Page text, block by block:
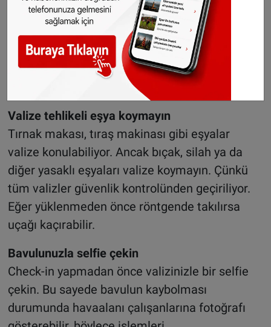
Fotoğraf makinası, tablet, dizüstü bilgisayar,
mücevher, nakit para, pasaport ve devamlı
kullandığınız ilaçlar gibi önemli ve değerli
eşyalarınızı valize koymayın. Bu eşyaları el
bagajınızda taşımaya özen gösterin.
Valize tehlikeli eşya koymayın
Tırnak makası, tıraş makinası gibi eşyalar
valize konulabiliyor. Ancak bıçak, silah ya da
diğer yasaklı eşyaları valize koymayın. Çünkü
tüm valizler güvenlik kontrolünden geçiriliyor.
Eğer yüklenmeden önce röntgende takılırsa
uçağı kaçırabilir.
Bavulunuzla selfie çekin
Check-in yapmadan önce valizinizle bir selfie
çekin. Bu sayede bavulun kaybolması
durumunda havaalanı çalışanlarına fotoğrafı